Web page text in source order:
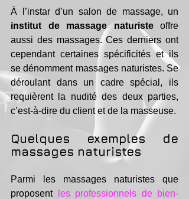
institut de massage naturiste offre
aussi des massages. Ces derniers ont
cependant certaines spécificités et ils
se dénomment massages naturistes. Se
déroulant dans un cadre spécial, ils
requièrent la nudité des deux parties,
c’est-à-dire du client et de la masseuse.
Quelques exemples de
massages naturistes
Parmi les massages naturistes que
proposent
les professionnels de bien-